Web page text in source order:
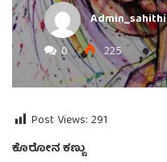
Admin_sahithi
0
225
Post Views: 291
ಕೊರೋನ ಕಣ್ಣು